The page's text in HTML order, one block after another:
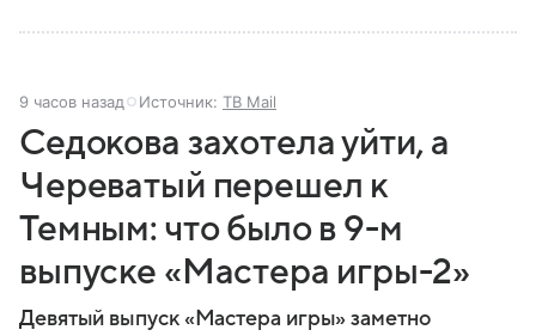
9 часов назад Источник: ТВ Mail
Седокова захотела уйти, а
Череватый перешел к
Темным: что было в 9-м
выпуске «Мастера игры-2»
Девятый выпуск «Мастера игры» заметно